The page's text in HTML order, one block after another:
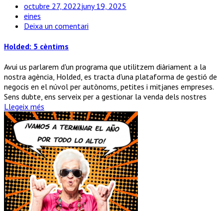
octubre 27, 2022juny 19, 2025
eines
Deixa un comentari
Holded: 5 cèntims
Avui us parlarem d'un programa que utilitzem diàriament a la
nostra agència, Holded, es tracta d'una plataforma de gestió de
negocis en el núvol per autònoms, petites i mitjanes empreses.
Sens dubte, ens serveix per a gestionar la venda dels nostres
Llegeix més